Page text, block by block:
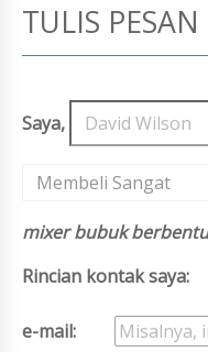
TULIS
Saya,
Membeli Sangat
mixer bubuk
Rincian kontak saya:
e-mail: